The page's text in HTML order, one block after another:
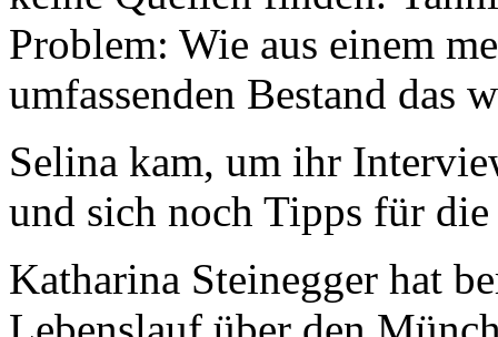
Problem: Wie aus einem
umfassenden Bestand das
Selina kam, um ihr
und sich noch Tipps für
Katharina Steinegger hat